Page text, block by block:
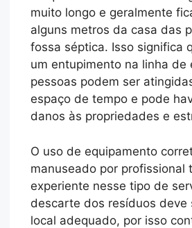
muito longo e geralmente
alguns metros da casa das
fossa séptica. Isso significa
um entupimento na linha de
pessoas podem ser
espaço de tempo e pode
danos às propriedades e
O uso de equipamento
manuseado por profissional
experiente nesse tipo de
descarte dos resíduos deve
local adequado, por isso